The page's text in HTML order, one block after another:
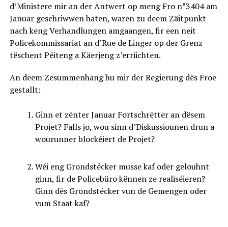
d’Ministere mir an der Äntwert op meng Fro n°3404 am
Januar geschriwwen haten, waren zu deem Zäitpunkt
nach keng Verhandlungen amgaangen, fir een neit
Policekommissariat an d’Rue de Linger op der Grenz
tëschent Péiteng a Käerjeng z’erriichten.
An deem Zesummenhang hu mir der Regierung dës Froe
gestallt:
Ginn et zënter Januar Fortschrëtter an dësem
Projet? Falls jo, wou sinn d’Diskussiounen drun a
wourunner blockéiert de Projet?
Wéi eng Grondstécker musse kaf oder gelouhnt
ginn, fir de Policebüro kënnen ze realiséieren?
Ginn dës Grondstécker vun de Gemengen oder
vum Staat kaf?